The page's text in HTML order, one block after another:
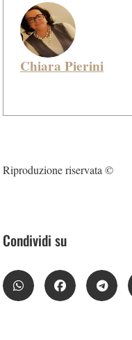
Chiara Pierini
Riproduzione riservata ©
Condividi su